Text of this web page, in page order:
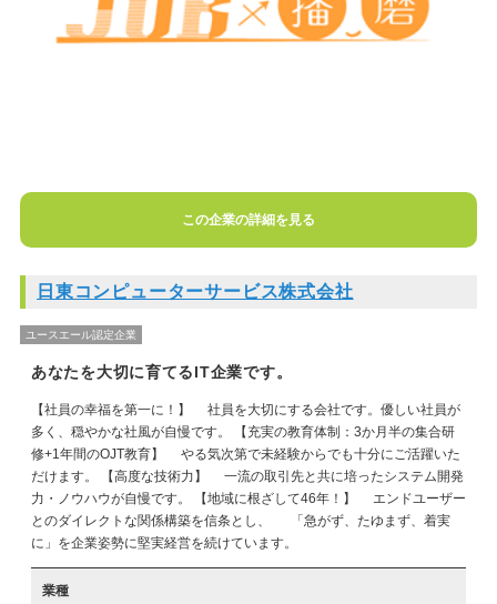
この企業の詳細を見る
日東コンピューターサービス株式会社
ユースエール認定企業
あなたを大切に育てるIT企業です。
【社員の幸福を第一に！】 社員を大切にする会社です。優しい社員が
多く、穏やかな社風が自慢です。 【充実の教育体制：3か月半の集合研
修+1年間のOJT教育】 やる気次第で未経験からでも十分にご活躍いた
だけます。 【高度な技術力】 一流の取引先と共に培ったシステム開発
力・ノウハウが自慢です。 【地域に根ざして46年！】 エンドユーザー
とのダイレクトな関係構築を信条とし、 「急がず、たゆまず、着実
に」を企業姿勢に堅実経営を続けています。
業種